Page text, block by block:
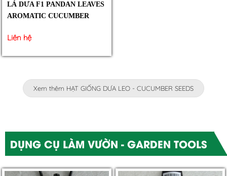
LÁ DƯA F1 PANDAN LEAVES
AROMATIC CUCUMBER
Liên hệ
Xem thêm HẠT GIỐNG DƯA LEO - CUCUMBER SEEDS
DỤNG CỤ LÀM VƯỜN - GARDEN TOOLS